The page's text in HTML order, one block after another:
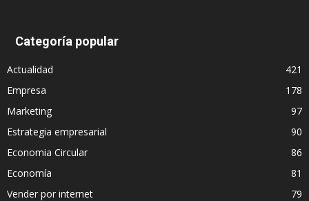
Categoría popular
Actualidad
421
Empresa
178
Marketing
97
Estrategia empresarial
90
Economia Circular
86
Economía
81
Vender por internet
79